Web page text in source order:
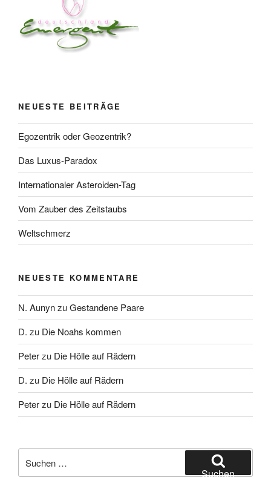
NEUESTE BEITRÄGE
Egozentrik oder Geozentrik?
Das Luxus-Paradox
Internationaler Asteroiden-Tag
Vom Zauber des Zeitstaubs
Weltschmerz
NEUESTE KOMMENTARE
N. AunynzuGestandene Paare
D. zu Die Noahs kommen
Peterzu Die Hölle auf Rädern
D. zu Die Hölle auf Rädern
Peterzu Die Hölle auf Rädern
nach:
Suchen